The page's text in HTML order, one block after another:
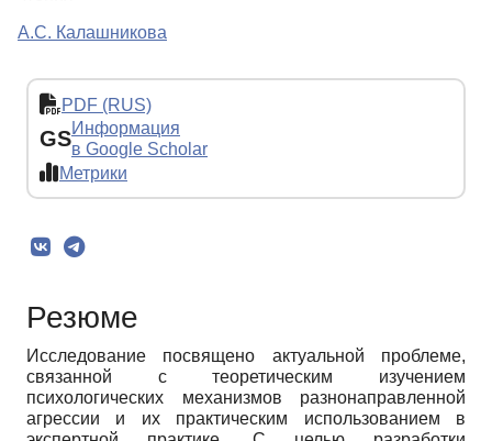
А.С. Калашникова
PDF (RUS)
GSИнформация
в Google Scholar
Метрики
Резюме
Исследование посвящено актуальной проблеме,
связанной с теоретическим изучением
психологических механизмов разнонаправленной
агрессии и их практическим использованием в